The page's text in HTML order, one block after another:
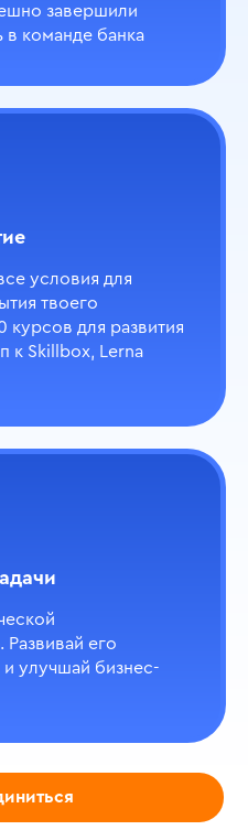
завершили
в команде банка
условия для
твоего
курсов для развития
к Skillbox, Lerna
его
и улучшай бизнес-
лиц